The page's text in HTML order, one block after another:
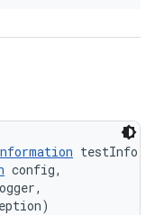
testInfo,
config,